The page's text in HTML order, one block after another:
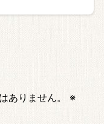
ありません。
※